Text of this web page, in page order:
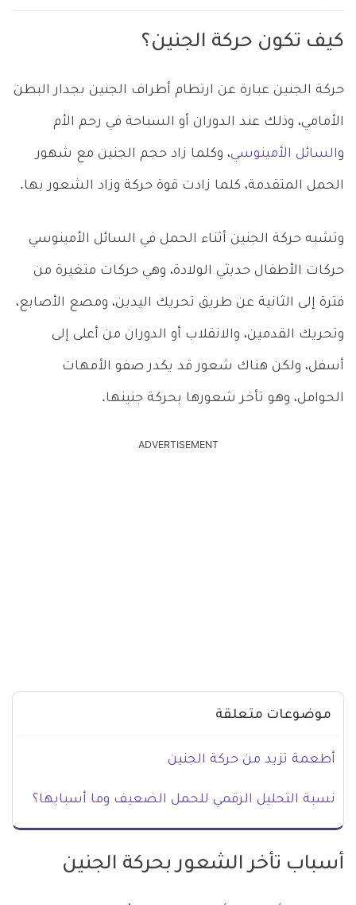
كيف تكون حركة الجنين؟
حركة الجنين عبارة عن ارتطام أطراف الجنين بجدار البطن
الأمامي، وذلك عند الدوران أو السباحة في رحم الأم
والسائل الأمينوسي، وكلما زاد حجم الجنين مع شهور
الحمل المتقدمة، كلما زادت قوة حركة وزاد الشعور بها.
وتشبه حركة الجنين أثناء الحمل في السائل الأمينوسي
حركات الأطفال حديثي الولادة، وهي حركات متغيرة من
فترة إلى الثانية عن طريق تحريك اليدين، ومصع الأصابع،
وتحريك القدمين، والانقلاب أو الدوران من أعلى إلى
أسفل، ولكن هناك شعور قد يكدر صفو الأمهات
الحوامل، وهو تأخر شعورها بحركة جنينها.
ADVERTISEMENT
موضوعات متعلقة
أطعمة تزيد من حركة الجنين
نسبة التحليل الرقمي للحمل الضعيف وما أسبابها؟
أسباب تأخر الشعور بحركة الجنين